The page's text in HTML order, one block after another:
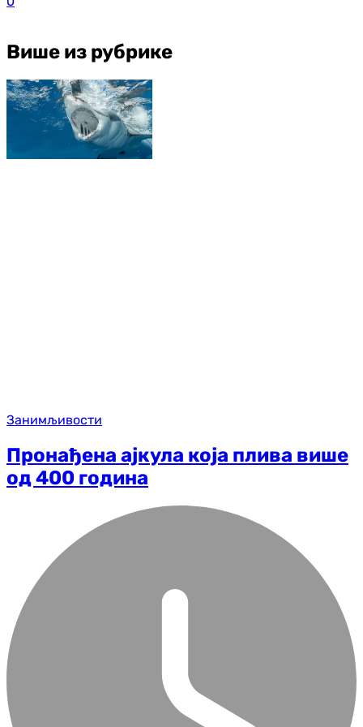
Више из рубрике
Занимљивости
Пронађена ајкула која плива више
од 400 година